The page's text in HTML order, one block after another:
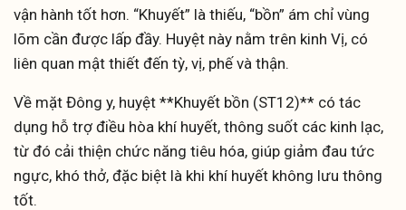
vận hành tốt hơn. “Khuyết” là thiếu, “bồn” ám chỉ vùng
lõm cần được lấp đầy. Huyệt này nằm trên kinh Vị, có
liên quan mật thiết đến tỳ, vị, phế và thận.
Về mặt Đông y, huyệt **Khuyết bồn (ST12)** có tác
dụng hỗ trợ điều hòa khí huyết, thông suốt các kinh lạc,
từ đó cải thiện chức năng tiêu hóa, giúp giảm đau tức
ngực, khó thở, đặc biệt là khi khí huyết không lưu thông
tốt.